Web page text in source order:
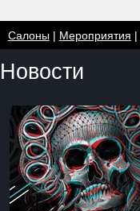
Салоны| Мероприятия |
Новости